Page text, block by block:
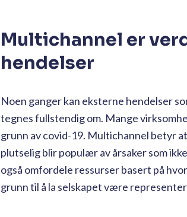
Multichannel er
hendelser
Noen ganger kan eksterne hendelser
tegnes fullstendig om. Mange
grunn av covid-19. Multichannel betyr
plutselig blir populær av årsaker som
også omfordele ressurser basert på
grunn til å la selskapet være